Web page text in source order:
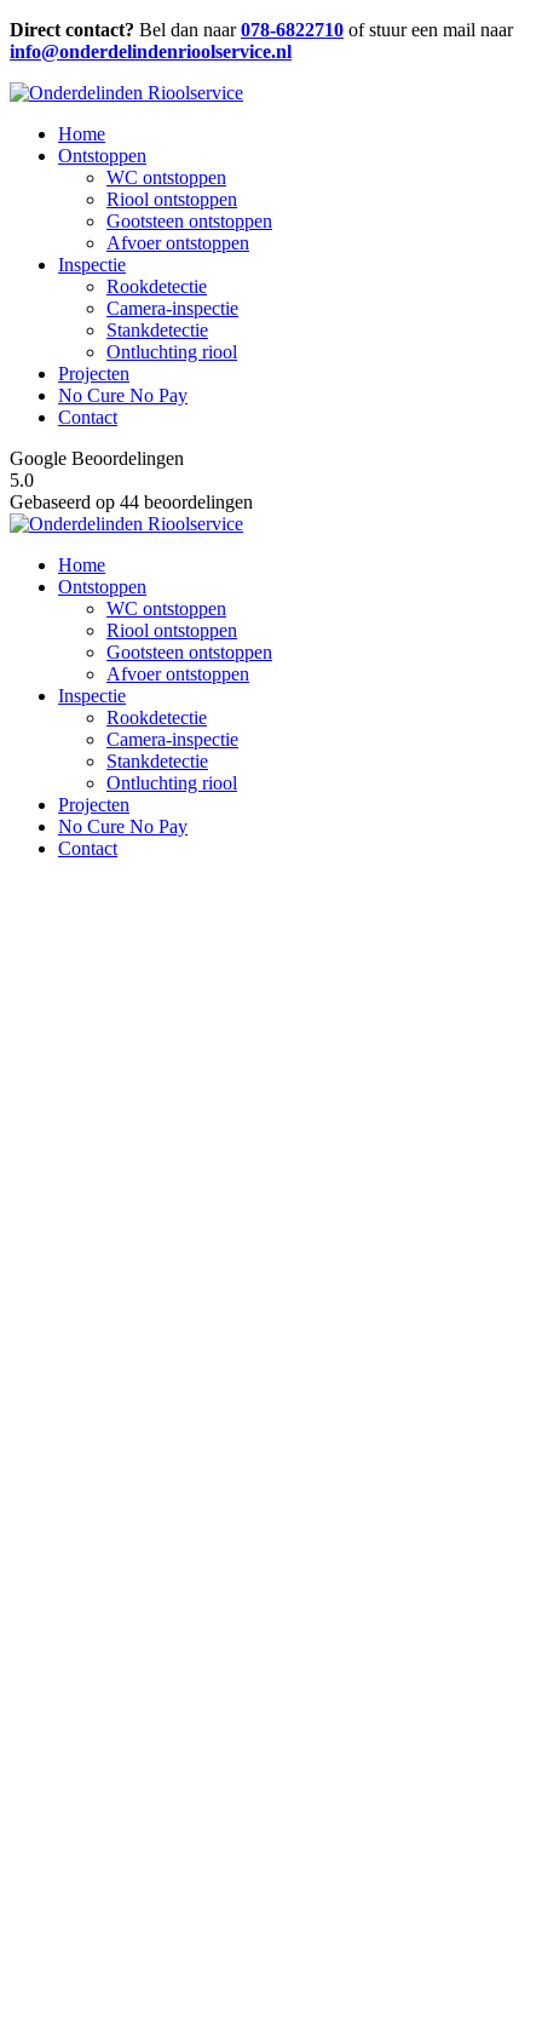
Direct contact? Bel dan naar078-6822710 of stuur een mail naar
info@onderdelindenrioolservice.nl
Home
Ontstoppen
WC ontstoppen
Riool ontstoppen
Gootsteen ontstoppen
Afvoer ontstoppen
Inspectie
Rookdetectie
Camera-inspectie
Stankdetectie
Ontluchting riool
Projecten
No Cure No Pay
Contact
Google Beoordelingen
5.0
Gebaseerd op 44 beoordelingen
Home
Ontstoppen
WC ontstoppen
Riool ontstoppen
Gootsteen ontstoppen
Afvoer ontstoppen
Inspectie
Rookdetectie
Camera-inspectie
Stankdetectie
Ontluchting riool
Projecten
No Cure No Pay
Contact